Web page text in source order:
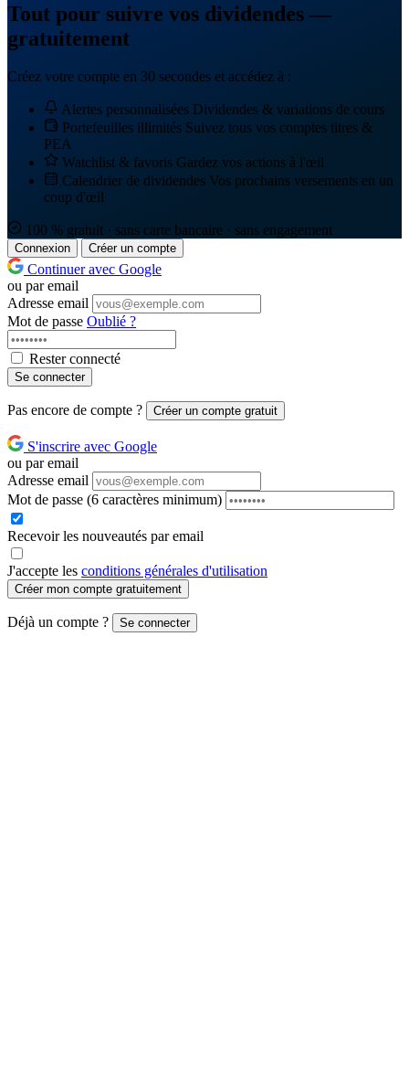
Tout pour suivre vos dividendes —
gratuitement
Créez votre compte en 30 secondes et accédez à :
Alertes personnalisées Dividendes & variations de cours
Portefeuilles illimités Suivez tous vos comptes titres &
PEA
Watchlist & favoris Gardez vos actions à l'œil
Calendrier de dividendes Vos prochains versements en un
coup d'œil
100 % gratuit · sans carte bancaire · sans engagement
Connexion Créer un compte
Continuer avec Google
ou par email
Adresse email
Mot de passe Oublié ?
Rester connecté
Se connecter
Pas encore de compte ? Créer un compte gratuit
S'inscrire avec Google
ou par email
Adresse email
Mot de passe (6 caractères minimum)
Recevoir les nouveautés par email
J'accepte les conditions générales d'utilisation
Créer mon compte gratuitement
Déjà un compte ? Se connecter